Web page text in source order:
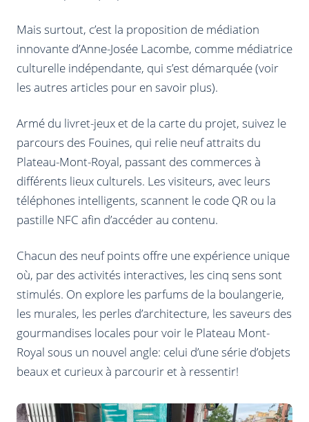
Mais surtout, c’est la proposition de médiation
innovante d’Anne-Josée Lacombe, comme médiatrice
culturelle indépendante, qui s’est démarquée (voir
les autres articles pour en savoir plus).
Armé du livret-jeux et de la carte du projet, suivez le
parcours des Fouines, qui relie neuf attraits du
Plateau-Mont-Royal, passant des commerces à
différents lieux culturels. Les visiteurs, avec leurs
téléphones intelligents, scannent le code QR ou la
pastille NFC afin d’accéder au contenu.
Chacun des neuf points offre une expérience unique
où, par des activités interactives, les cinq sens sont
stimulés. On explore les parfums de la boulangerie,
les murales, les perles d’architecture, les saveurs des
gourmandises locales pour voir le Plateau Mont-
Royal sous un nouvel angle: celui d’une série d’objets
beaux et curieux à parcourir et à ressentir!